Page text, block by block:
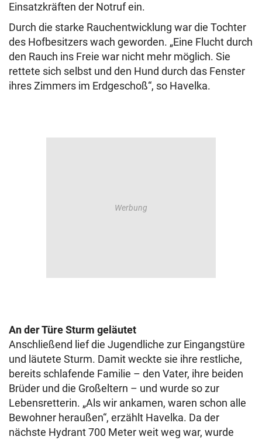
Einsatzkräften der Notruf ein.
Durch die starke Rauchentwicklung war die Tochter
des Hofbesitzers wach geworden. „Eine Flucht durch
den Rauch ins Freie war nicht mehr möglich. Sie
rettete sich selbst und den Hund durch das Fenster
ihres Zimmers im Erdgeschoß“, so Havelka.
An der Türe Sturm geläutet
Anschließend lief die Jugendliche zur Eingangstüre
und läutete Sturm. Damit weckte sie ihre restliche,
bereits schlafende Familie – den Vater, ihre beiden
Brüder und die Großeltern – und wurde so zur
Lebensretterin. „Als wir ankamen, waren schon alle
Bewohner heraußen“, erzählt Havelka. Da der
nächste Hydrant 700 Meter weit weg war, wurde